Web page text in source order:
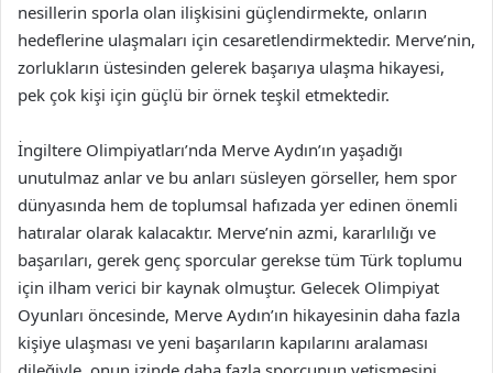
nesillerin sporla olan ilişkisini güçlendirmekte, onların
hedeflerine ulaşmaları için cesaretlendirmektedir. Merve’nin,
zorlukların üstesinden gelerek başarıya ulaşma hikayesi,
pek çok kişi için güçlü bir örnek teşkil etmektedir.
İngiltere Olimpiyatları’nda Merve Aydın’ın yaşadığı
unutulmaz anlar ve bu anları süsleyen görseller, hem spor
dünyasında hem de toplumsal hafızada yer edinen önemli
hatıralar olarak kalacaktır. Merve’nin azmi, kararlılığı ve
başarıları, gerek genç sporcular gerekse tüm Türk toplumu
için ilham verici bir kaynak olmuştur. Gelecek Olimpiyat
Oyunları öncesinde, Merve Aydın’ın hikayesinin daha fazla
kişiye ulaşması ve yeni başarıların kapılarını aralaması